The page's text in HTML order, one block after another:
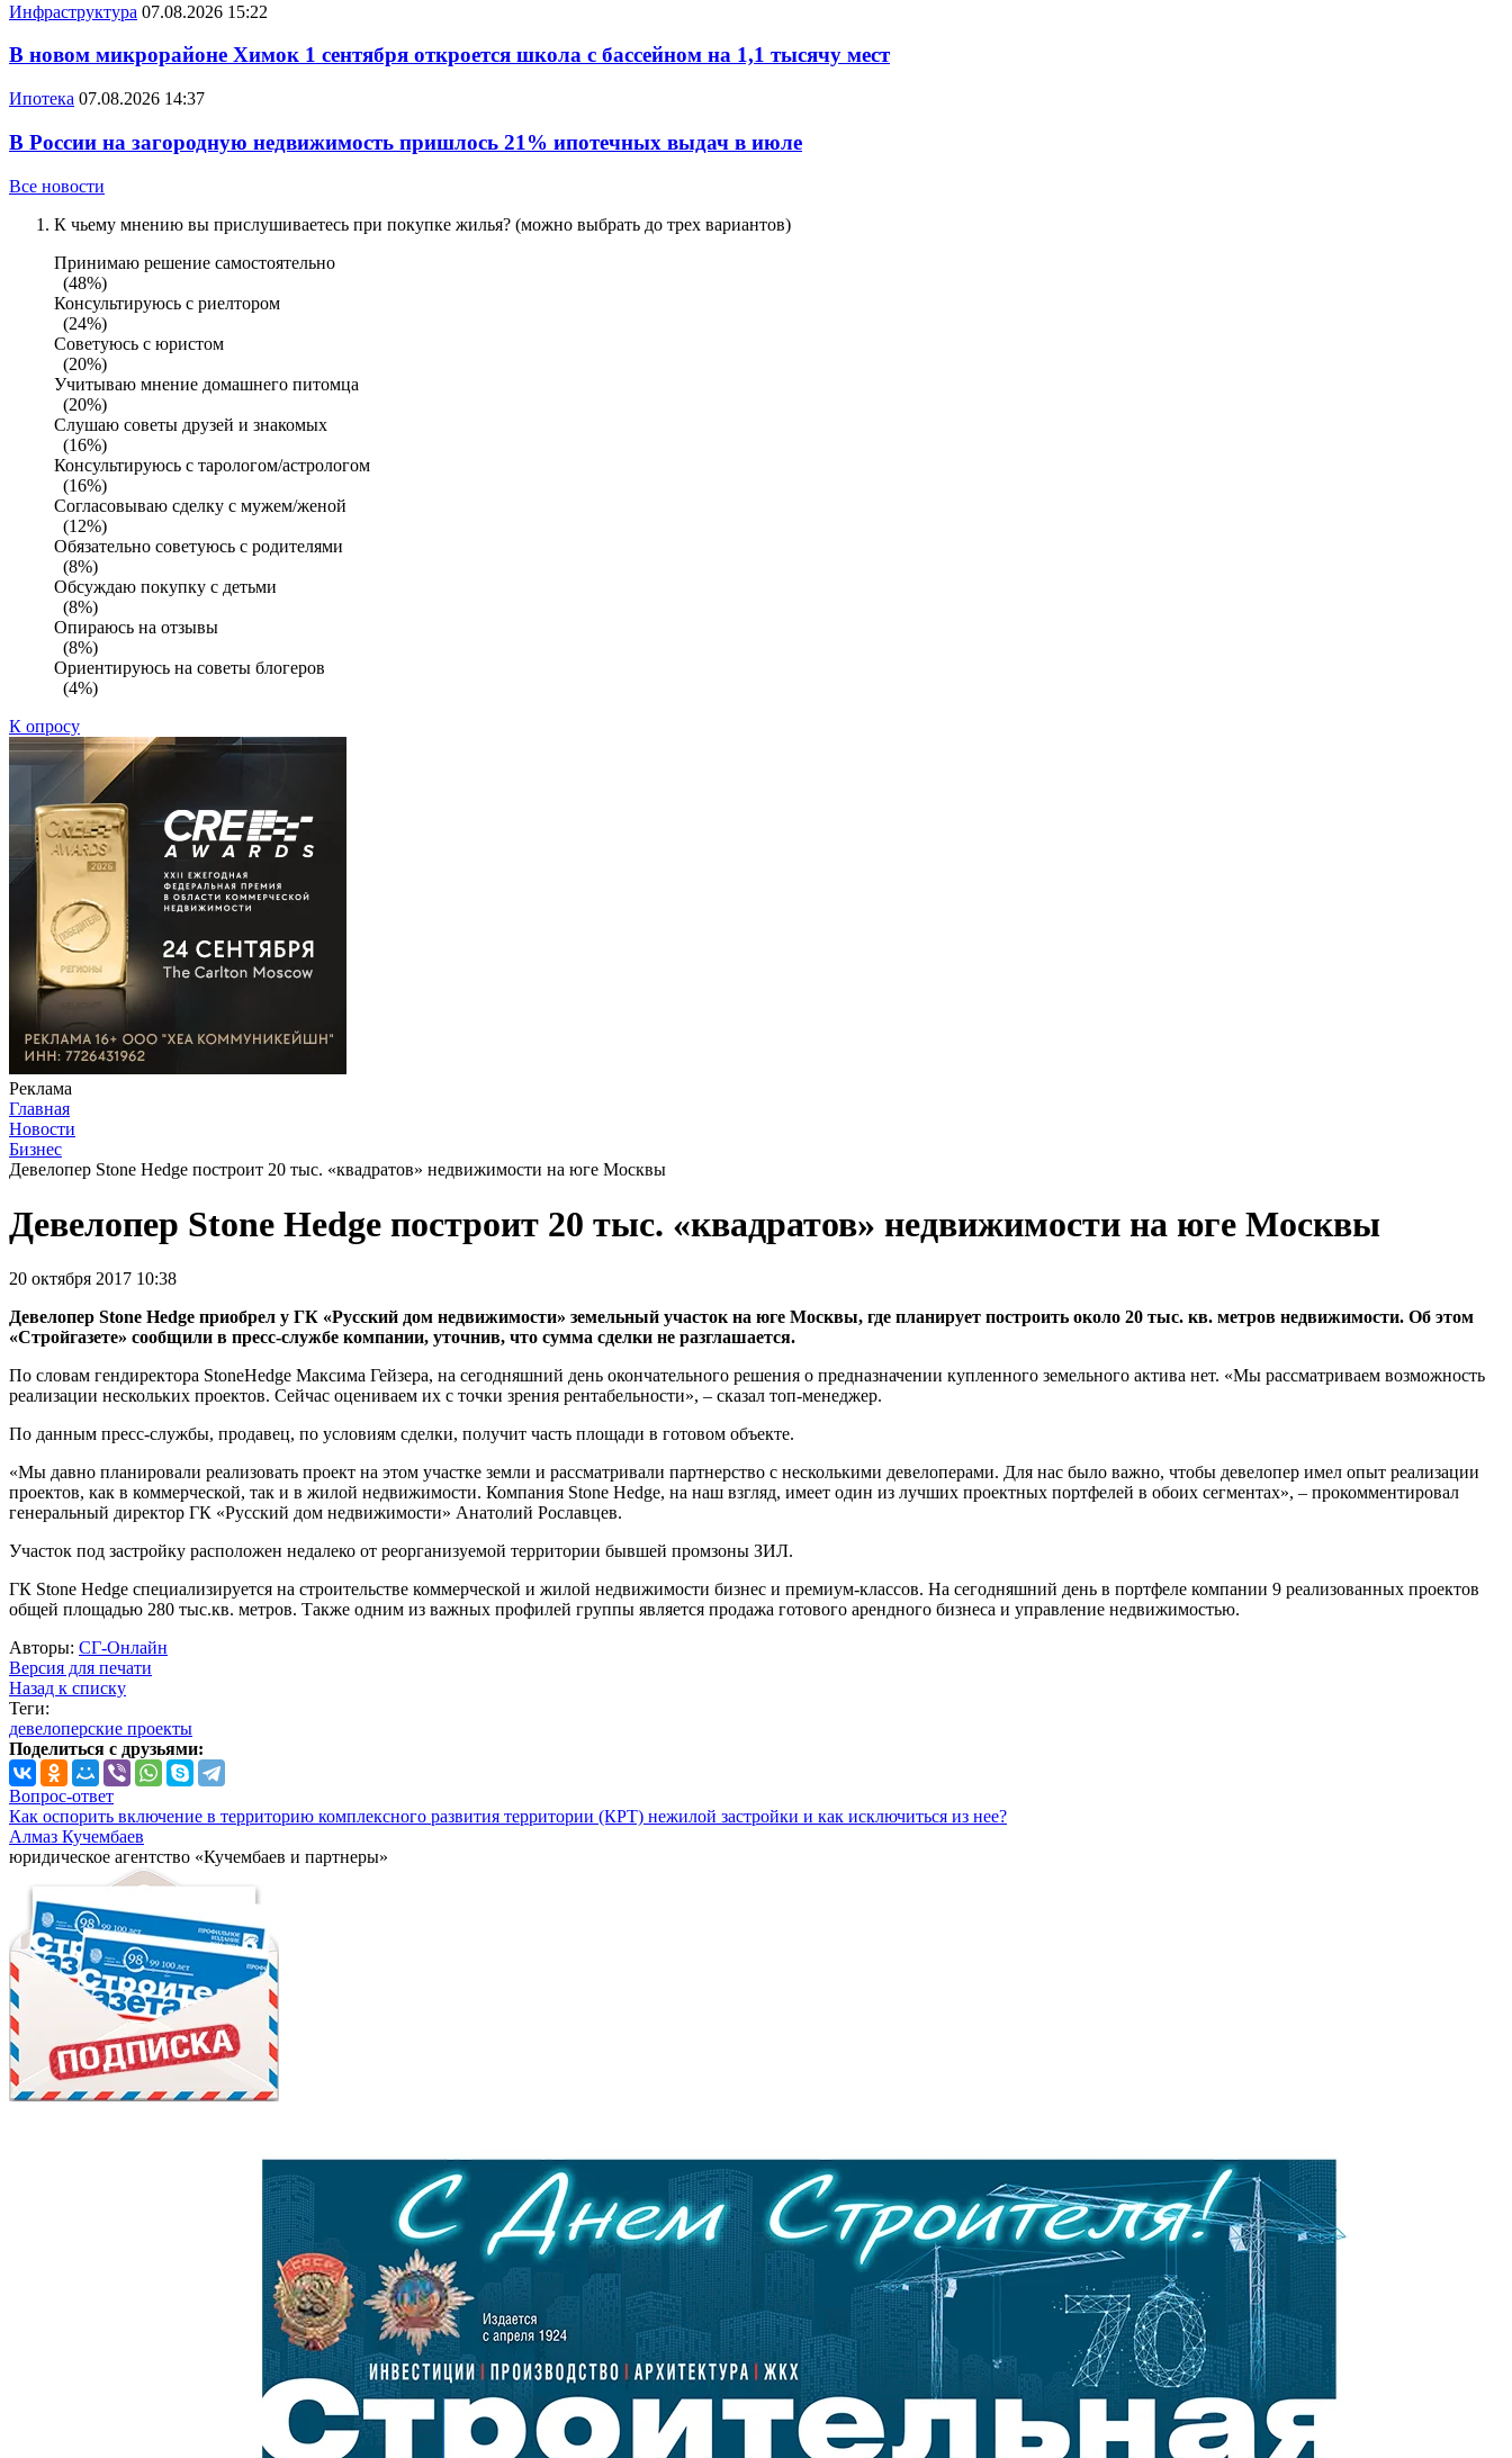
Инфраструктура 07.08.2026 15:22
В новом микрорайоне Химок 1 сентября откроется школа с бассейном на 1,1 тысячу мест
Ипотека 07.08.2026 14:37
В России на загородную недвижимость пришлось 21% ипотечных выдач в июле
Все новости
К чьему мнению вы прислушиваетесь при покупке жилья? (можно выбрать до трех вариантов)
Принимаю решение самостоятельно
(48%)
Консультируюсь с риелтором
(24%)
Советуюсь с юристом
(20%)
Учитываю мнение домашнего питомца
(20%)
Слушаю советы друзей и знакомых
(16%)
Консультируюсь с тарологом/астрологом
(16%)
Согласовываю сделку с мужем/женой
(12%)
Обязательно советуюсь с родителями
(8%)
Обсуждаю покупку с детьми
(8%)
Опираюсь на отзывы
(8%)
Ориентируюсь на советы блогеров
(4%)
К опросу
Реклама
Главная
Новости
Бизнес
Девелопер Stone Hedge построит 20 тыс. «квадратов» недвижимости на юге Москвы
Девелопер Stone Hedge построит 20 тыс. «квадратов» недвижимости на юге Москвы
20 октября 2017 10:38
Девелопер Stone Hedge приобрел у ГК «Русский дом недвижимости» земельный участок на юге Москвы, где планирует построить около 20 тыс. кв. метров недвижимости. Об этом
«Стройгазете» сообщили в пресс-службе компании, уточнив, что сумма сделки не разглашается.
По словам гендиректора StoneHedge Максима Гейзера, на сегодняшний день окончательного решения о предназначении купленного земельного актива нет. «Мы рассматриваем возможность
реализации нескольких проектов. Сейчас оцениваем их с точки зрения рентабельности», – сказал топ-менеджер.
По данным пресс-службы, продавец, по условиям сделки, получит часть площади в готовом объекте.
«Мы давно планировали реализовать проект на этом участке земли и рассматривали партнерство с несколькими девелоперами. Для нас было важно, чтобы девелопер имел опыт реализации
проектов, как в коммерческой, так и в жилой недвижимости. Компания Stone Hedge, на наш взгляд, имеет один из лучших проектных портфелей в обоих сегментах», – прокомментировал
генеральный директор ГК «Русский дом недвижимости» Анатолий Рославцев.
Участок под застройку расположен недалеко от реорганизуемой территории бывшей промзоны ЗИЛ.
ГК Stone Hedge специализируется на строительстве коммерческой и жилой недвижимости бизнес и премиум-классов. На сегодняшний день в портфеле компании 9 реализованных проектов
общей площадью 280 тыс.кв. метров. Также одним из важных профилей группы является продажа готового арендного бизнеса и управление недвижимостью.
Авторы: СГ-Онлайн
Версия для печати
Назад к списку
Теги:
девелоперские проекты
Поделиться с друзьями:
Вопрос-ответ
Как оспорить включение в территорию комплексного развития территории (КРТ) нежилой застройки и как исключиться из нее?
Алмаз Кучембаев
юридическое агентство «Кучембаев и партнеры»